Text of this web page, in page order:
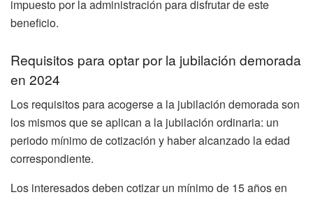
impuesto por la administración para disfrutar de este
beneficio.
Requisitos para optar por la jubilación demorada
en 2024
Los requisitos para acogerse a la jubilación demorada son
los mismos que se aplican a la jubilación ordinaria: un
periodo mínimo de cotización y haber alcanzado la edad
correspondiente.
Los interesados deben cotizar un mínimo de 15 años en